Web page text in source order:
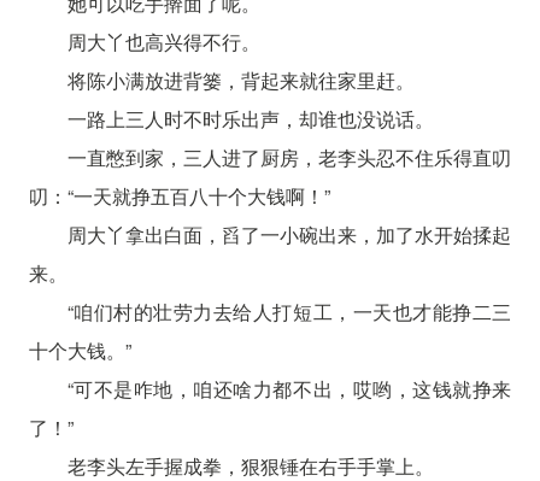
周大丫也高兴得不行。
将陈小满放进背篓，背起来就往家里赶。
一路上三人时不时乐出声，却谁也没说话。
一直憋到家，三人进了厨房，老李头忍不住乐得直叨
叨：“一天就挣五百八十个大钱啊！”
周大丫拿出白面，舀了一小碗出来，加了水开始揉起
来。
“咱们村的壮劳力去给人打短工，一天也才能挣二三
十个大钱。”
“可不是咋地，咱还啥力都不出，哎哟，这钱就挣来
了！”
老李头左手握成拳，狠狠锤在右手手掌上。